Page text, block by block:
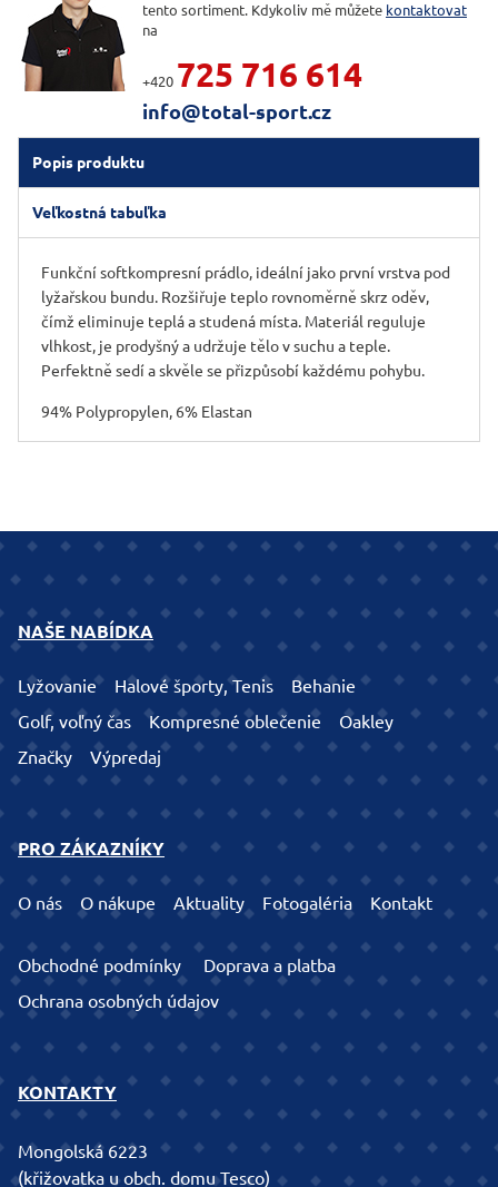
tento sortiment. Kdykoliv mě můžete kontaktovat
na
+420 725 716 614
info@total-sport.cz
Popis produktu
Veľkostná tabuľka
Funkční softkompresní prádlo, ideální jako první vrstva pod
lyžařskou bundu. Rozšiřuje teplo rovnoměrně skrz oděv,
čímž eliminuje teplá a studená místa. Materiál reguluje
vlhkost, je prodyšný a udržuje tělo v suchu a teple.
Perfektně sedí a skvěle se přizpůsobí každému pohybu.
94% Polypropylen, 6% Elastan
NAŠE NABÍDKA
Lyžovanie Halové športy, Tenis
Behanie
Golf, voľný čas
Kompresné oblečenie
Oakley
Značky
Výpredaj
PRO ZÁKAZNÍKY
O nás O nákupe Aktuality Fotogaléria Kontakt
Obchodné podmínky
Doprava a platba
Ochrana osobných údajov
KONTAKTY
Mongolská 6223
(křižovatka u obch. domu Tesco)